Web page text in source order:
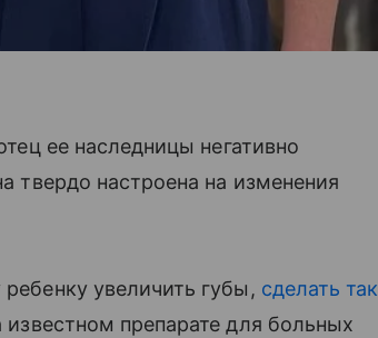
ее наследницы негативно
настроена на изменения
увеличить губы, сделать так
известном препарате для больных